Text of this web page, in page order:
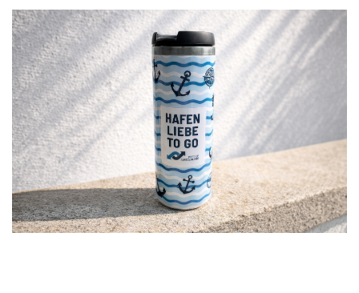
Die Antworten
Noch Fragen?
RoC-Botschaft